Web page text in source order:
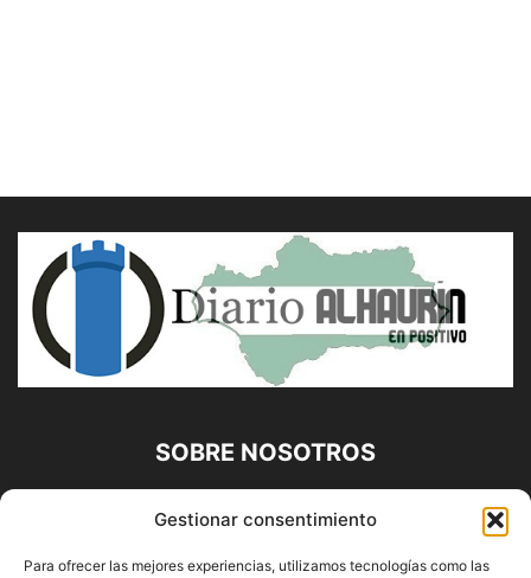
Gestionar consentimiento
Para ofrecer las mejores experiencias, utilizamos tecnologías como las
SOBRE NOSOTROS
Diario Alhaurín (www.alhaurindelatorre.com) Propiedad de
Francisco E. López López | 639 95 71 95 | Noticias de
Alhaurín de la Torre, Málaga y Provincia|